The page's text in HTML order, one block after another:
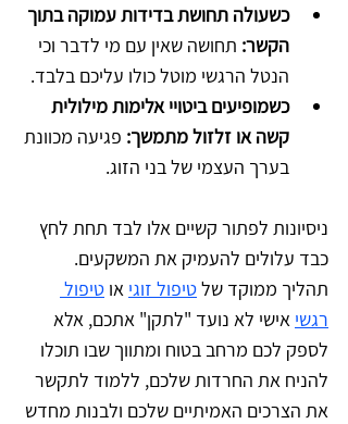
כשעולה תחושת בדידות עמוקה בתוך
הקשר: תחושה שאין עם מי לדבר וכי
הנטל הרגשי מוטל כולו עליכם בלבד.
כשמופיעים ביטויי אלימות מילולית
קשה או זלזול מתמשך: פגיעה מכוונת
בערך העצמי של בני הזוג.
ניסיונות לפתור קשיים אלו לבד תחת לחץ
כבד עלולים להעמיק את המשקעים.
תהליך ממוקד של טיפול זוגי או טיפול
רגשי אישי לא נועד "לתקן" אתכם, אלא
לספק לכם מרחב בטוח ומתווך שבו תוכלו
להניח את החרדות שלכם, ללמוד לתקשר
את הצרכים האמיתיים שלכם ולבנות מחדש